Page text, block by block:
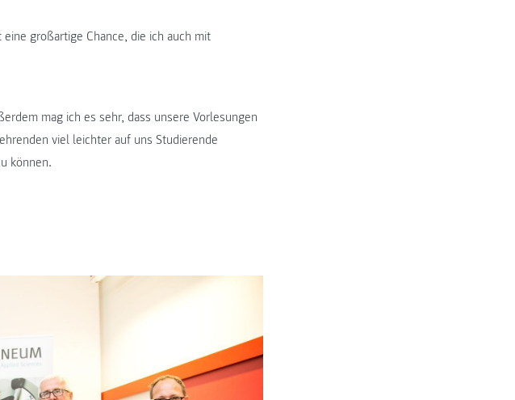
großartige Chance, die ich auch mit
mag ich es sehr, dass unsere Vorlesungen
viel leichter auf uns Studierende
können.